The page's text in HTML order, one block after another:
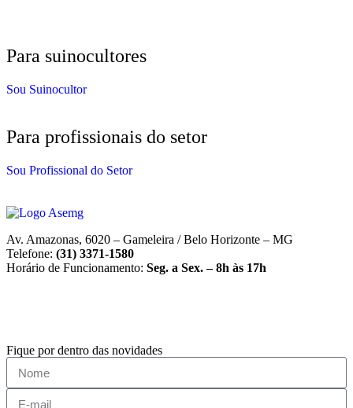
Para suinocultores
Sou Suinocultor
Para profissionais do setor
Sou Profissional do Setor
Av. Amazonas, 6020 – Gameleira / Belo Horizonte – MG
Telefone: (31) 3371-1580
Horário de Funcionamento: Seg. a Sex. – 8h às 17h
Fique por dentro das novidades